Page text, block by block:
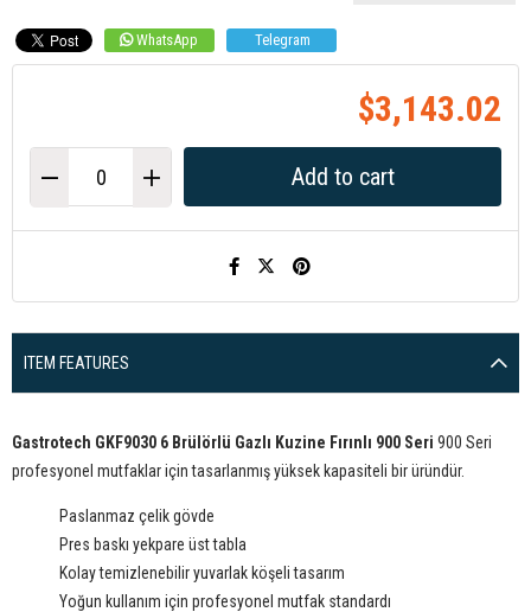
WhatsApp Telegram
$3,143.02
ITEM FEATURES
Gastrotech GKF9030 6 Brülörlü Gazlı Kuzine Fırınlı 900 Seri 900 Seri
profesyonel mutfaklar için tasarlanmış yüksek kapasiteli bir üründür.
Paslanmaz çelik gövde
Pres baskı yekpare üst tabla
Kolay temizlenebilir yuvarlak köşeli tasarım
Yoğun kullanım için profesyonel mutfak standardı